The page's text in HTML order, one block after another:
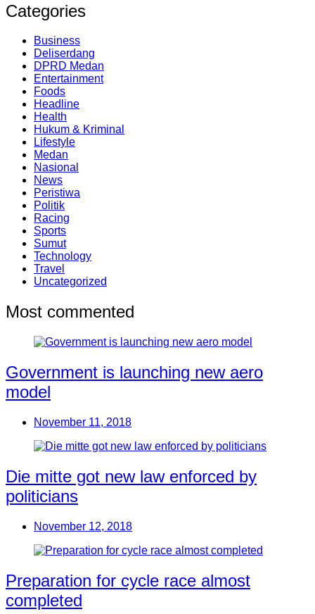
Categories
Business
Deliserdang
DPRD Medan
Entertainment
Foods
Headline
Health
Hukum & Kriminal
Lifestyle
Medan
Nasional
News
Peristiwa
Politik
Racing
Sports
Sumut
Technology
Travel
Uncategorized
Most commented
Government is launching new aero
model
November 11, 2018
Die mitte got new law enforced by
politicians
November 12, 2018
Preparation for cycle race almost
completed